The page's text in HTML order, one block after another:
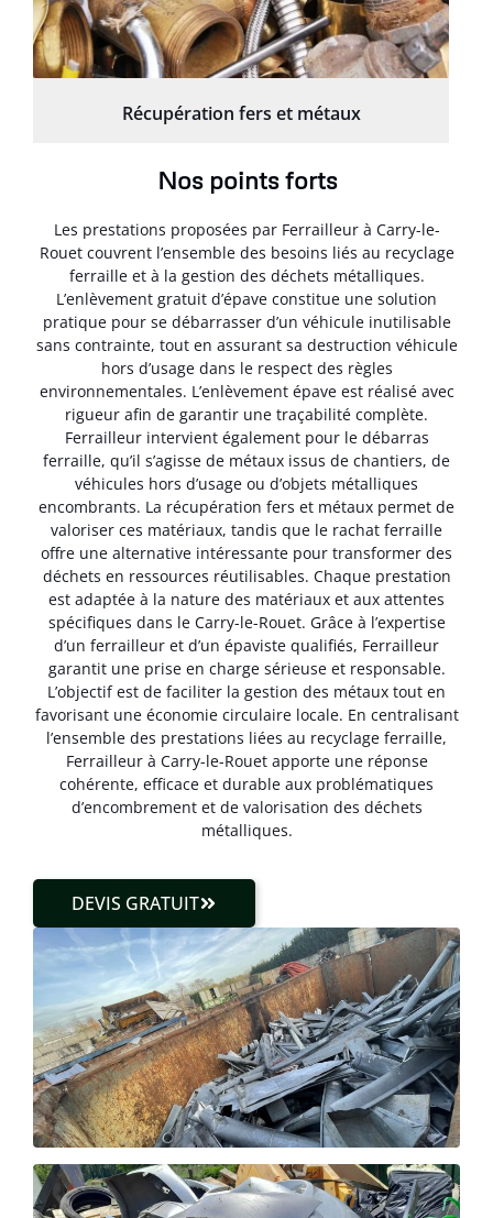
Récupération fers et métaux
Nos points forts
Les prestations proposées par Ferrailleur à Carry-le-
Rouet couvrent l’ensemble des besoins liés au recyclage
ferraille et à la gestion des déchets métalliques.
L’enlèvement gratuit d’épave constitue une solution
pratique pour se débarrasser d’un véhicule inutilisable
sans contrainte, tout en assurant sa destruction véhicule
hors d’usage dans le respect des règles
environnementales. L’enlèvement épave est réalisé avec
rigueur afin de garantir une traçabilité complète.
Ferrailleur intervient également pour le débarras
ferraille, qu’il s’agisse de métaux issus de chantiers, de
véhicules hors d’usage ou d’objets métalliques
encombrants. La récupération fers et métaux permet de
valoriser ces matériaux, tandis que le rachat ferraille
offre une alternative intéressante pour transformer des
déchets en ressources réutilisables. Chaque prestation
est adaptée à la nature des matériaux et aux attentes
spécifiques dans le Carry-le-Rouet. Grâce à l’expertise
d’un ferrailleur et d’un épaviste qualifiés, Ferrailleur
garantit une prise en charge sérieuse et responsable.
L’objectif est de faciliter la gestion des métaux tout en
favorisant une économie circulaire locale. En centralisant
l’ensemble des prestations liées au recyclage ferraille,
Ferrailleur à Carry-le-Rouet apporte une réponse
cohérente, efficace et durable aux problématiques
d’encombrement et de valorisation des déchets
métalliques.
DEVIS GRATUIT